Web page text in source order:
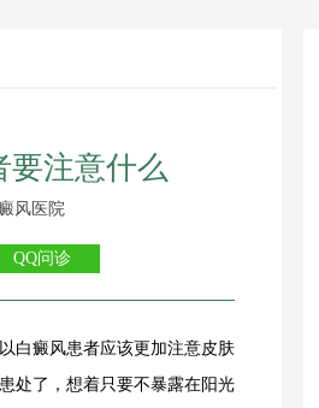
要注意什么
风医院
QQ问诊
白癜风患者应该更加注意皮肤
处了，想着只要不暴露在阳光